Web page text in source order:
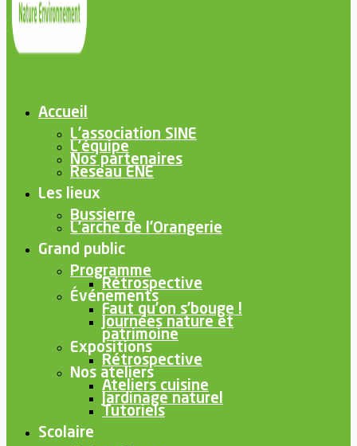
Accueil
L’association SINE
L’équipe
Nos partenaires
Reseau ENE
Les lieux
Bussierre
L’arche de l’Orangerie
Grand public
Programme
Rétrospective
Événements
Faut qu’on s’bouge !
Journées nature et
patrimoine
Expositions
Rétrospective
Nos ateliers
Ateliers cuisine
Jardinage naturel
Tutoriels
Scolaire